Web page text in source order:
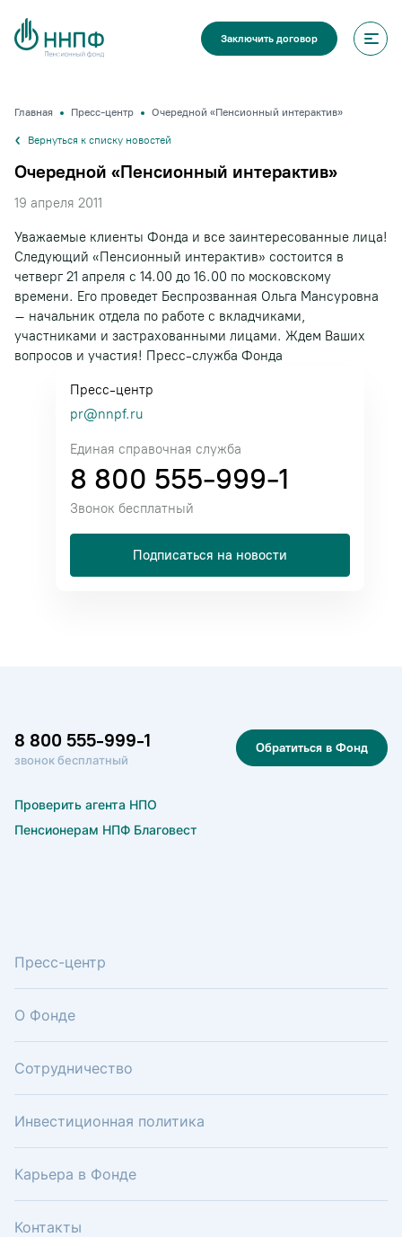
Заключить договор
Главная Пресс-центр Очередной «Пенсионный интерактив»
Вернуться к списку новостей
Очередной «Пенсионный интерактив»
19 апреля 2011
Уважаемые клиенты Фонда и все заинтересованные лица!
Следующий «Пенсионный интерактив» состоится в
четверг 21 апреля с 14.00 до 16.00 по московскому
времени. Его проведет Беспрозванная Ольга Мансуровна
– начальник отдела по работе с вкладчиками,
участниками и застрахованными лицами. Ждем Ваших
вопросов и участия! Пресс-служба Фонда
Пресс-центр
pr@nnpf.ru
Единая справочная служба
8 800 555-999-1
Звонок бесплатный
Подписаться на новости
8 800 555-999-1
звонок бесплатный
Обратиться в Фонд
Проверить агента НПО
Пенсионерам НПФ Благовест
Пресс-центр
О Фонде
Сотрудничество
Инвестиционная политика
Карьера в Фонде
Контакты